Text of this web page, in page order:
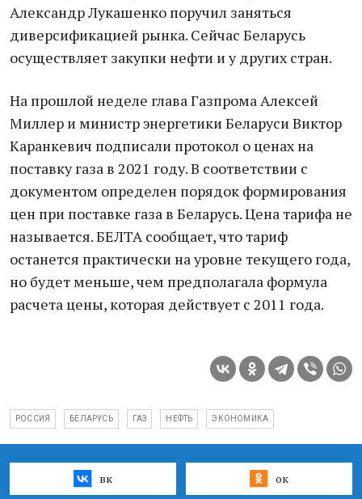
Александр Лукашенко поручил заняться
диверсификацией рынка. Сейчас Беларусь
осуществляет закупки нефти и у других стран.
На прошлой неделе глава Газпрома Алексей
Миллер и министр энергетики Беларуси Виктор
Каранкевич подписали протокол о ценах на
поставку газа в 2021 году. В соответствии с
документом определен порядок формирования
цен при поставке газа в Беларусь. Цена тарифа не
называется. БЕЛТА сообщает, что тариф
останется практически на уровне текущего года,
но будет меньше, чем предполагала формула
расчета цены, которая действует с 2011 года.
РОССИЯ БЕЛАРУСЬ ГАЗ НЕФТЬ ЭКОНОМИКА
вк ок